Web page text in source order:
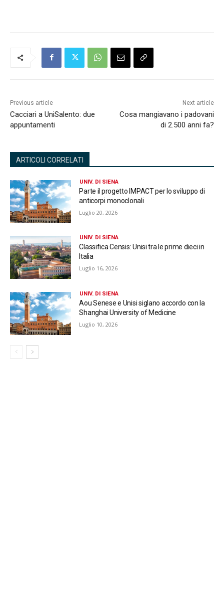
Previous article
Cacciari a UniSalento: due
appuntamenti
Next article
Cosa mangiavano i padovani
di 2.500 anni fa?
ARTICOLI CORRELATI
UNIV. DI SIENA
Parte il progetto IMPACT per lo sviluppo di
anticorpi monoclonali
Luglio 20, 2026
UNIV. DI SIENA
Classifica Censis: Unisi tra le prime dieci in
Italia
Luglio 16, 2026
UNIV. DI SIENA
Aou Senese e Unisi siglano accordo con la
Shanghai University of Medicine
Luglio 10, 2026